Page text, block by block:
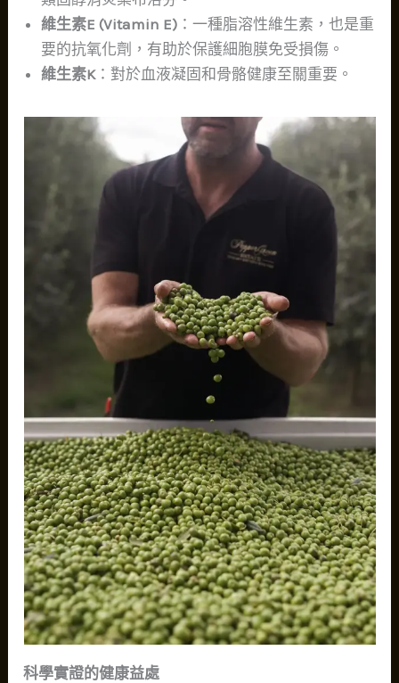
維生素E (Vitamin E) ：一種脂溶性維生素，也是重
要的抗氧化劑，有助於保護細胞膜免受損傷。
維生素K：對於血液凝固和骨骼健康至關重要。
科學實證的健康益處